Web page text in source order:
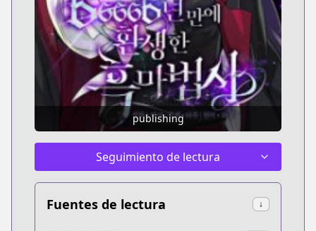
publishing
Seguimiento de lectura
Fuentes de lectura ↓